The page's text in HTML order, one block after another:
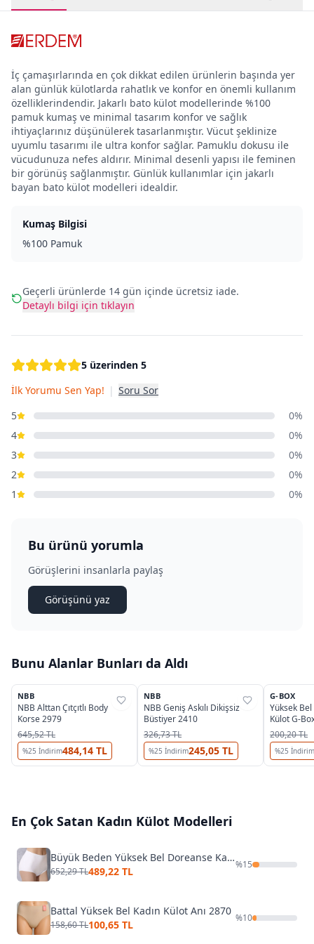
İç çamaşırlarında en çok dikkat edilen ürünlerin başında yer
alan günlük külotlarda rahatlık ve konfor en önemli kullanım
özelliklerindendir. Jakarlı bato külot modellerinde %100
pamuk kumaş ve minimal tasarım konfor ve sağlık
ihtiyaçlarınız düşünülerek tasarlanmıştır. Vücut şeklinize
uyumlu tasarımı ile ultra konfor sağlar. Pamuklu dokusu ile
vücudunuza nefes aldırır. Minimal desenli yapısı ile feminen
bir görünüş sağlanmıştır. Günlük kullanımlar için jakarlı
bayan bato külot modelleri idealdir.
Kumaş Bilgisi
%100 Pamuk
Geçerli ürünlerde 14 gün içinde ücretsiz iade.
Detaylı bilgi için tıklayın
5 üzerinden 5
İlk Yorumu Sen Yap! | Soru Sor
5
0%
4
0%
3
0%
2
0%
1
0%
Bu ürünü yorumla
Görüşlerini insanlarla paylaş
Görüşünü yaz
Bunu Alanlar Bunları da Aldı
%39
NBB
NBB Alttan Çıtçıtlı Body
Korse 2979
645,52 TL
%25 İndirim484,14 TL
%39
NBB
NBB Geniş Askılı Dikişsiz
Büstiyer 2410
326,73 TL
%25 İndirim245,05 TL
%43
G-BOX
Yüksek
Külot G-
200,20 TL
%25 İndirim
En Çok Satan Kadın Külot Modelleri
Büyük Beden Yüksek Bel Doreanse Kadın Modal Slip 7161P
652,29 TL489,22 TL
%15
Battal Yüksek Bel Kadın Külot Anı 2870
158,60 TL100,65 TL
%10